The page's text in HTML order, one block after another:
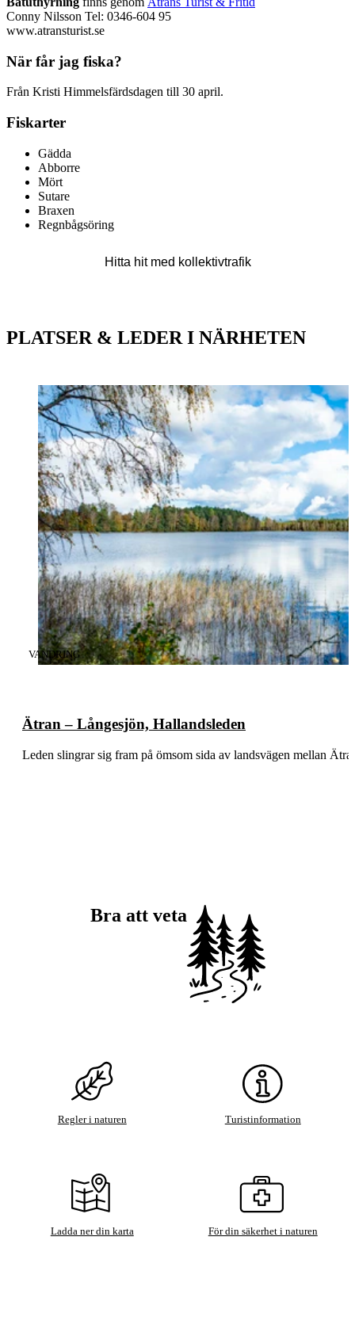
Conny Nilsson Tel: 0346-604 95
www.atransturist.se
När får jag fiska?
Från Kristi Himmelsfärdsdagen till 30 april.
Fiskarter
Gädda
Abborre
Mört
Sutare
Braxen
Regnbågsöring
Hitta hit med kollektivtrafik
PLATSER & LEDER I NÄRHETEN
Ätran – Långesjön, Hallandsleden
KATEGORI:
VANDRING
Leden slingrar sig fram på ömsom sida av landsvägen mellan
Bra att veta
Regler i naturen Turistinformation
Ladda ner din karta För din säkerhet i naturen